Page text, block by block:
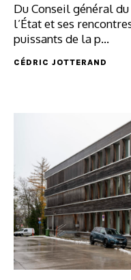
Du Conseil général
l’État et ses
puissants de la p...
CÉDRIC JOTTERAND